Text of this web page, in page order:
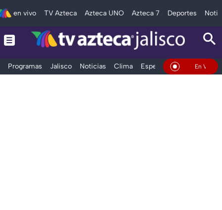
en vivo TV Azteca Azteca UNO Azteca 7 Deportes
Programas Jalisco Noticias Clima Espectáculos Deportes
En Vivo